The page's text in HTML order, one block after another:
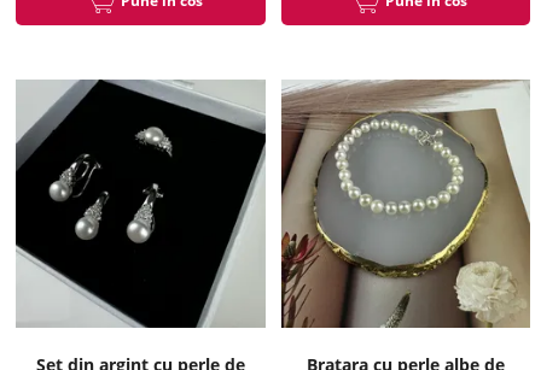
Set din argint cu perle de Bratara cu perle albe de